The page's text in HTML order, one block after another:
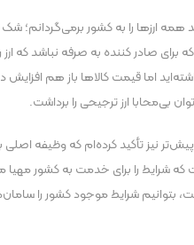
ارزها را به کشور برمی‌گردانم؛ شک
برای صادر کننده به صرفه نباشد که ارز
اما قیمت کالاها باز هم
بی‌محابا ارز ترجیحی را برداشت.
پیش‌تر نیز تأکید کرده‌ام که وظیفه
شرایط را برای خدمت به کشور
بتوانیم شرایط موجود کشور را